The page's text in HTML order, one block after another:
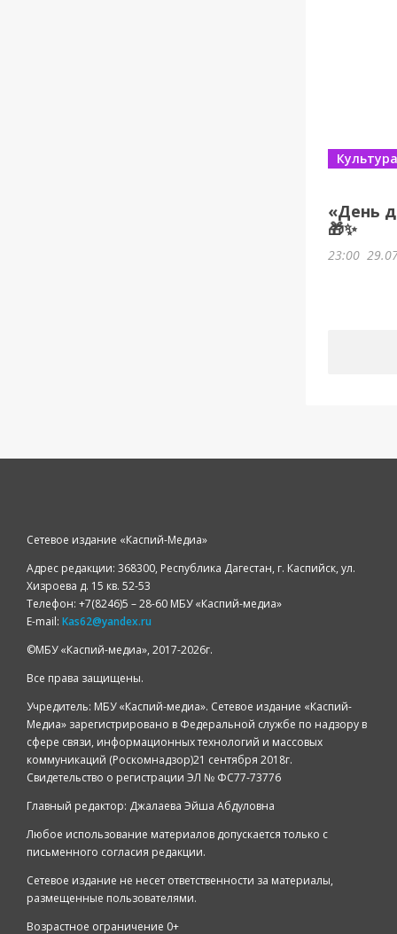
«День
🎁✨
Культура
23:00
Сетевое издание «Каспий-Медиа»
Адрес редакции: 368300, Республика Дагестан, г. Каспийск, ул.
Хизроева д. 15 кв. 52-53
Телефон: +7(8246)5 – 28-60 МБУ «Каспий-медиа»
E-mail: Kas62@yandex.ru
©️МБУ «Каспий-медиа», 2017-2026г.
Все права защищены.
Учредитель: МБУ «Каспий-медиа». Сетевое издание «Каспий-
Медиа» зарегистрировано в Федеральной службе по надзору в
сфере связи, информационных технологий и массовых
коммуникаций (Роскомнадзор)21 сентября 2018г.
Свидетельство о регистрации ЭЛ № ФС77-73776
Главный редактор: Джалаева Эйша Абдуловна
Любое использование материалов допускается только с
письменного согласия редакции.
Сетевое издание не несет ответственности за материалы,
размещенные пользователями.
Возрастное ограничение 0+